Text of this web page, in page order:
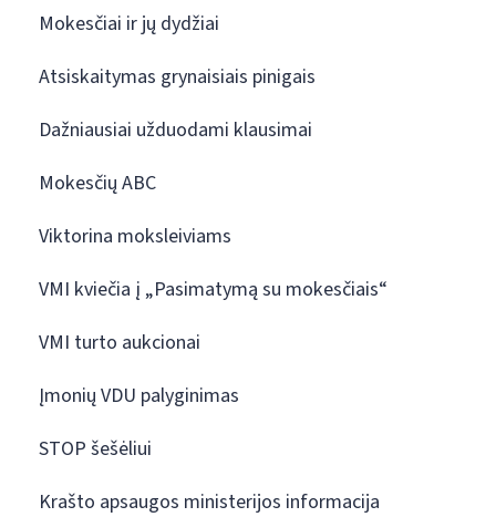
Mokesčiai ir jų dydžiai
Atsiskaitymas grynaisiais pinigais
Dažniausiai užduodami klausimai
Mokesčių ABC
Viktorina moksleiviams
VMI kviečia į „Pasimatymą su mokesčiais“
VMI turto aukcionai
Įmonių VDU palyginimas
STOP šešėliui
Krašto apsaugos ministerijos informacija